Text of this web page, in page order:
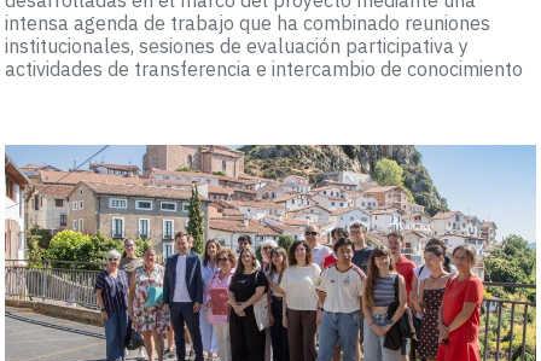
intensa agenda de trabajo que ha combinado reuniones
institucionales, sesiones de evaluación participativa y
actividades de transferencia e intercambio de conocimiento